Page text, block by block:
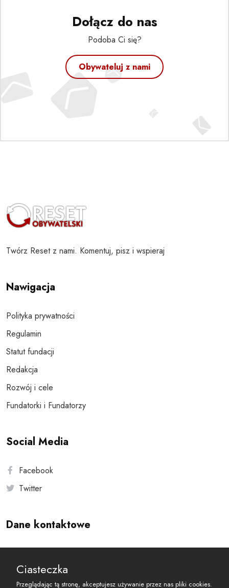
Dołącz do nas
Podoba Ci się?
Obywateluj z nami
Twórz Reset z nami. Komentuj, pisz i wspieraj
Nawigacja
Polityka prywatności
Regulamin
Statut fundacji
Redakcja
Rozwój i cele
Fundatorki i Fundatorzy
Social Media
Facebook
Twitter
Dane kontaktowe
reset@resetobywatelski.pl
Ciasteczka
Przeglądając tą stronę, akceptujesz używanie przez nas pliki cookies.